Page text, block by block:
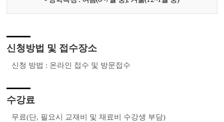
신청방법 및 접수장소
신청 방법 : 온라인 접수 및 방문접수
수강료
무료(단, 필요시 교재비 및 재료비 수강생 부담)